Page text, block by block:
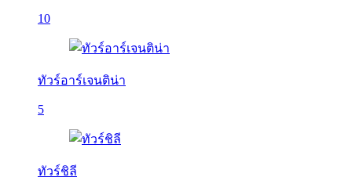
10
ทัวร์อาร์เจนติน่า
5
ทัวร์ชิลี